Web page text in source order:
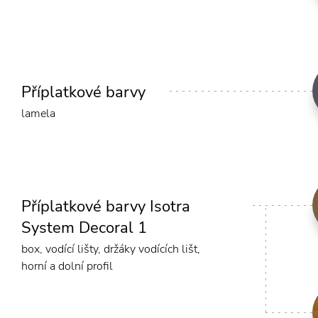
Příplatkové barvy
lamela
Příplatkové barvy Isotra
System Decoral 1
box, vodící lišty, držáky vodících lišt,
horní a dolní profil